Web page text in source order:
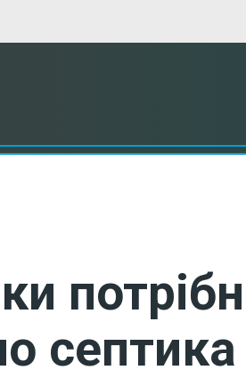
септика